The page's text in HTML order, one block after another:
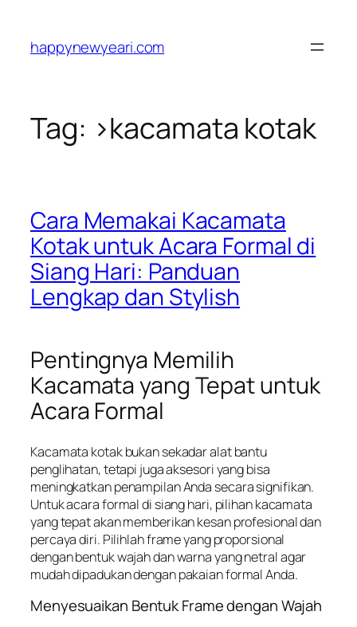
content
happynewyeari.com
Tag: >kacamata kotak
Cara Memakai Kacamata
Kotak untuk Acara Formal di
Siang Hari: Panduan
Lengkap dan Stylish
Pentingnya Memilih
Kacamata yang Tepat untuk
Acara Formal
Kacamata kotak bukan sekadar alat bantu
penglihatan, tetapi juga aksesori yang bisa
meningkatkan penampilan Anda secara signifikan.
Untuk acara formal di siang hari, pilihan kacamata
yang tepat akan memberikan kesan profesional dan
percaya diri. Pilihlah frame yang proporsional
dengan bentuk wajah dan warna yang netral agar
mudah dipadukan dengan pakaian formal Anda.
Menyesuaikan Bentuk Frame dengan Wajah